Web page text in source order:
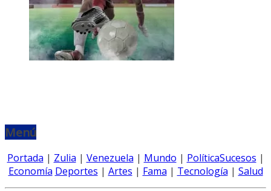
Menú
Portada | Zulia | Venezuela | Mundo | PolíticaSucesos |
Economía Deportes | Artes | Fama | Tecnología | Salud